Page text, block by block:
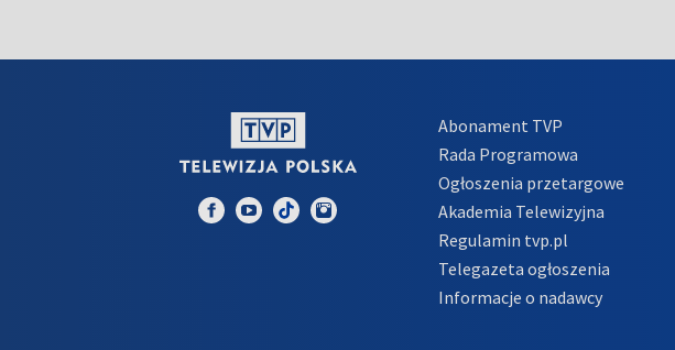
Abonament TVP
Rada Programowa
Ogłoszenia przetargowe
Akademia Telewizyjna
Regulamin tvp.pl
Telegazeta ogłoszenia
Informacje o nadawcy